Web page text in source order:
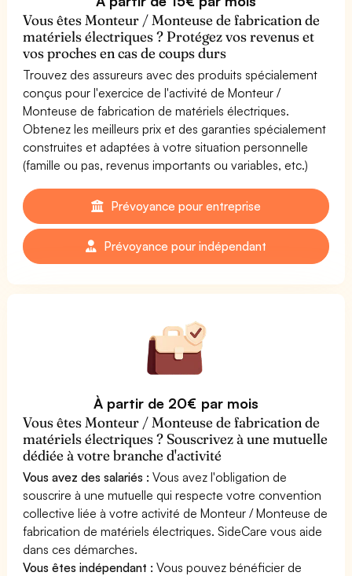
Vous êtes Monteur / Monteuse de fabrication de
matériels électriques ? Protégez vos revenus et
vos proches en cas de coups durs
Trouvez des assureurs avec des produits spécialement
conçus pour l'exercice de l'activité de Monteur /
Monteuse de fabrication de matériels électriques.
Obtenez les meilleurs prix et des garanties spécialement
construites et adaptées à votre situation personnelle
(famille ou pas, revenus importants ou variables, etc.)
Prévoyance pour entreprise
Prévoyance pour indépendant
À partir de 20€ par mois
Vous êtes Monteur / Monteuse de fabrication de
matériels électriques ? Souscrivez à une mutuelle
dédiée à votre branche d'activité
Vous avez des salariés : Vous avez l'obligation de
souscrire à une mutuelle qui respecte votre convention
collective liée à votre activité de Monteur / Monteuse de
fabrication de matériels électriques. SideCare vous aide
dans ces démarches.
Vous êtes indépendant : Vous pouvez bénéficier de